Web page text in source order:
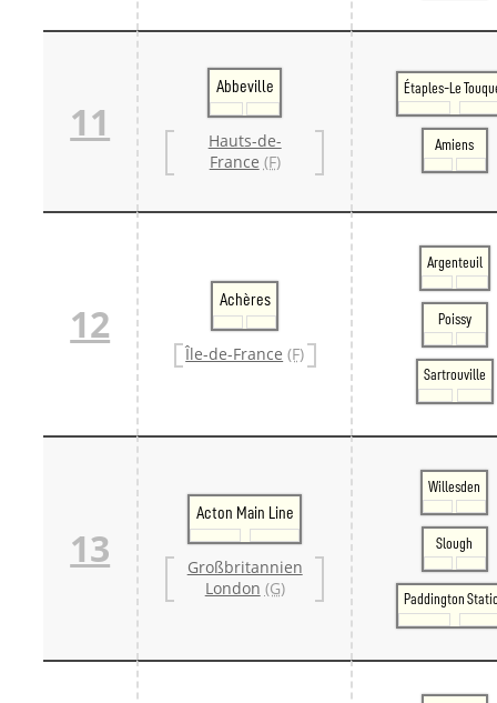
11
Abbeville
Hauts-de-
France (F)
Étaples-Le
Amiens
12
Achères
Île-de-France (F)
Argenteuil
Poissy
Sartrouville
13
Acton Main Line
Großbritannien
London (G)
Willesden
Slough
Paddington